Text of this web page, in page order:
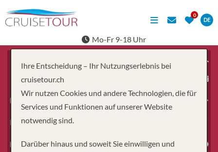
DE
Mo-Fr 9-18 Uhr
Erwachsene
Kinder
Dauer
Ihre Entscheidung – Ihr Nutzungserlebnis bei
cruisetour.ch
Wir nutzen Cookies und andere Technologien, die für
Services und Funktionen auf unserer Website
notwendig sind.
Darüber hinaus und soweit Sie einwilligen und